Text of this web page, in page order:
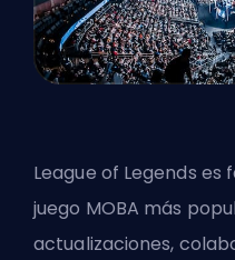
League of Legends es
juego MOBA más
actualizaciones,